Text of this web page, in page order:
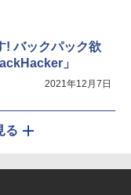
! バックパック欲
」
2021年12月7日
る